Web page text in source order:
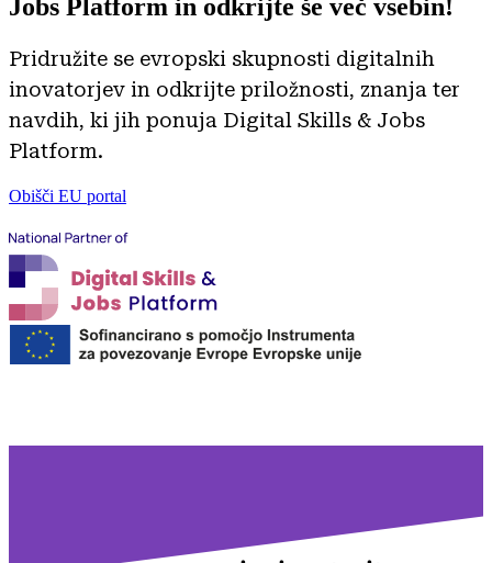
Jobs Platform in odkrijte še več vsebin!
Pridružite se evropski skupnosti digitalnih
inovatorjev in odkrijte priložnosti, znanja ter
navdih, ki jih ponuja Digital Skills & Jobs
Platform.
Obišči EU portal